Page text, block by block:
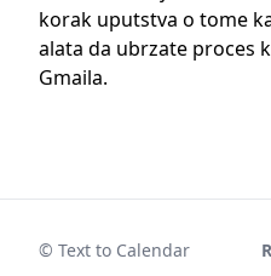
korak uputstva o tome
alata da ubrzate proces
Gmaila.
© Text to Calendar